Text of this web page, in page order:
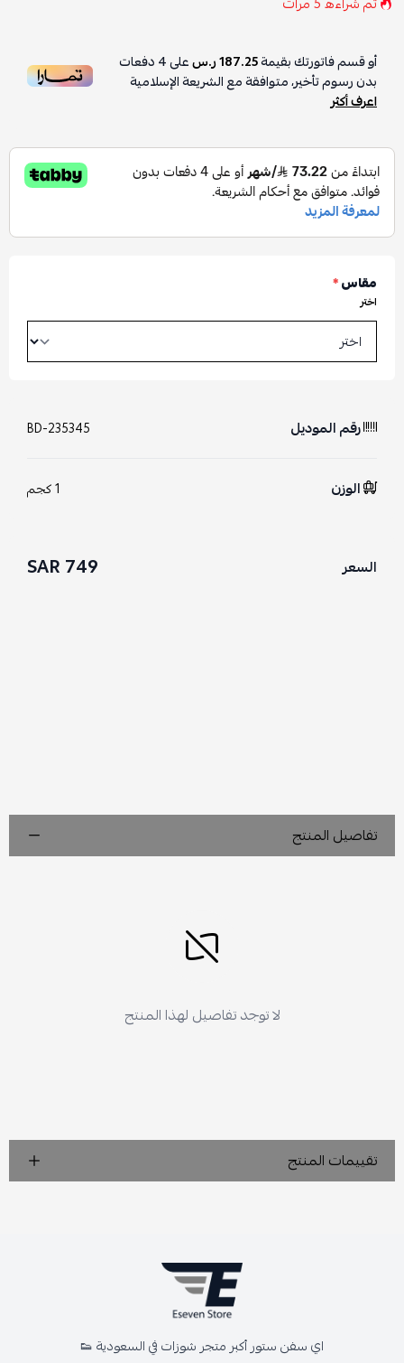
أو قسم فاتورتك بقيمة187.25 ر.س على4دفعات
بدون رسوم تأخير، متوافقة مع الشريعة الإسلامية
اعرف أكثر
مقاس*
اختر
رقم الموديل BD-235345
الوزن 1 كجم
السعر 749 SAR
تفاصيل المنتج
لا توجد تفاصيل لهذا المنتج
تقييمات المنتج
اي سفن ستور أكبر متجر شوزات في السعودية 👟